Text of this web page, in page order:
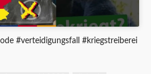
#verteidigungsfall #kriegstreiberei